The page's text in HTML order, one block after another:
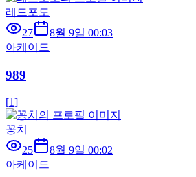
레드포도
27
8월 9일 00:03
아케이드
989
[1]
꽁치
25
8월 9일 00:02
아케이드